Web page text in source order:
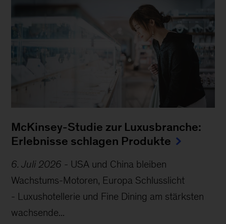
McKinsey-Studie zur Luxusbranche:
Erlebnisse schlagen Produkte
6. Juli 2026 - USA und China bleiben
Wachstums-Motoren, Europa Schlusslicht
- Luxushotellerie und Fine Dining am stärksten
wachsende...